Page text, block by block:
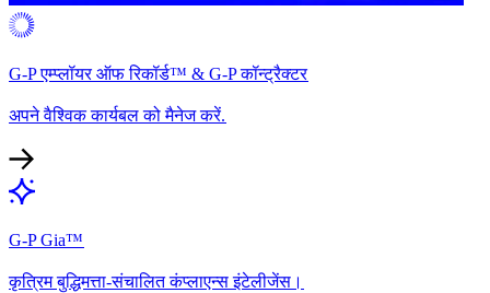
G-P एम्प्लॉयर ऑफ रिकॉर्ड™ & G-P कॉन्ट्रैक्टर​​
अपने वैश्विक कार्यबल को मैनेज करें.​​
G-P Gia™​​
कृत्रिम बुद्धिमत्ता-संचालित कंप्लाएन्स इंटेलीजेंस।​​